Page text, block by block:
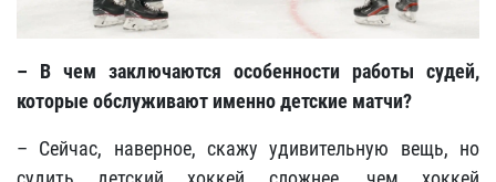
– В чем заключаются особенности работы судей,
которые обслуживают именно детские матчи?
– Сейчас, наверное, скажу удивительную вещь, но